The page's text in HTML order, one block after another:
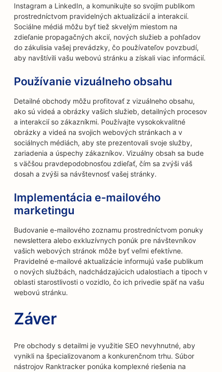
Instagram a LinkedIn, a komunikujte so svojím publikom
prostredníctvom pravidelných aktualizácií a interakcií.
Sociálne médiá môžu byť tiež skvelým miestom na
zdieľanie propagačných akcií, nových služieb a pohľadov
do zákulisia vašej prevádzky, čo používateľov povzbudí,
aby navštívili vašu webovú stránku a získali viac informácií.
Používanie vizuálneho obsahu
Detailné obchody môžu profitovať z vizuálneho obsahu,
ako sú videá a obrázky vašich služieb, detailných procesov
a interakcií so zákazníkmi. Používajte vysokokvalitné
obrázky a videá na svojich webových stránkach a v
sociálnych médiách, aby ste prezentovali svoje služby,
zariadenia a úspechy zákazníkov. Vizuálny obsah sa bude
s väčšou pravdepodobnosťou zdieľať, čím sa zvýši váš
dosah a zvýši sa návštevnosť vašej stránky.
Implementácia e-mailového
marketingu
Budovanie e-mailového zoznamu prostredníctvom ponuky
newslettera alebo exkluzívnych ponúk pre návštevníkov
vašich webových stránok môže byť veľmi efektívne.
Pravidelné e-mailové aktualizácie informujú vaše publikum
o nových službách, nadchádzajúcich udalostiach a tipoch v
oblasti starostlivosti o vozidlo, čo ich privedie späť na vašu
webovú stránku.
Záver
Pre obchody s detailmi je využitie SEO nevyhnutné, aby
vynikli na špecializovanom a konkurenčnom trhu. Súbor
nástrojov Ranktracker ponúka komplexné riešenia na